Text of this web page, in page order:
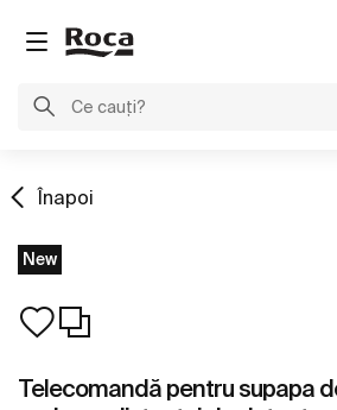
Înapoi
New
Telecomandă pentru supapa